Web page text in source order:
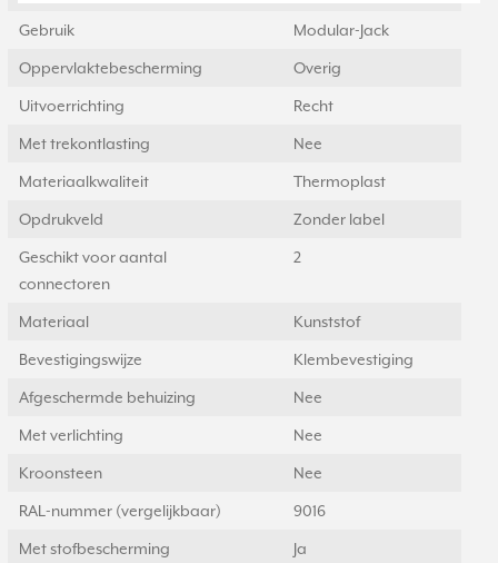
Gebruik Modular-Jack
Oppervlaktebescherming Overig
Uitvoerrichting Recht
Met trekontlasting Nee
Materiaalkwaliteit Thermoplast
Opdrukveld Zonder label
Geschikt voor aantal
connectoren
2
Materiaal Kunststof
Bevestigingswijze Klembevestiging
Afgeschermde behuizing Nee
Met verlichting Nee
Kroonsteen Nee
RAL-nummer (vergelijkbaar) 9016
Met stofbescherming Ja